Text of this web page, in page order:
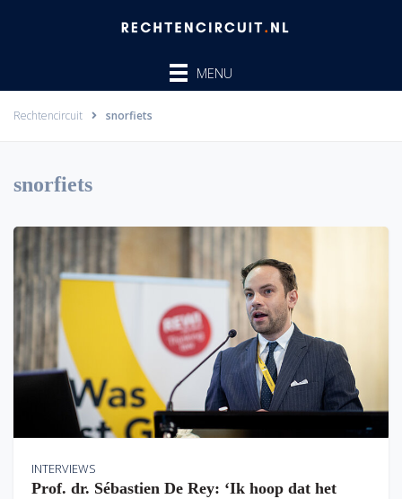
MENU
Rechtencircuit snorfiets
snorfiets
INTERVIEWS
Prof. dr. Sébastien De Rey: ‘Ik hoop dat het